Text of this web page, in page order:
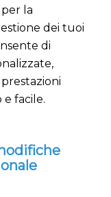
la
dei tuoi
di
facile.